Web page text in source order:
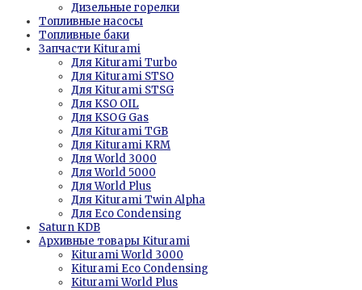
Дизельные горелки
Топливные насосы
Топливные баки
Запчасти Kiturami
Для Kiturami Turbo
Для Kiturami STSO
Для Kiturami STSG
Для KSO OIL
Для KSOG Gas
Для Kiturami TGB
Для Kiturami KRM
Для World 3000
Для World 5000
Для World Plus
Для Kiturami Twin Alpha
Для Eco Condensing
Saturn KDB
Архивные товары Kiturami
Kiturami World 3000
Kiturami Eco Condensing
Kiturami World Plus